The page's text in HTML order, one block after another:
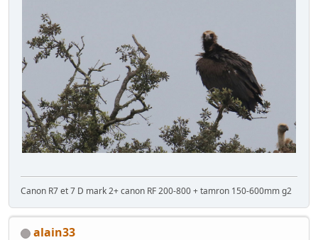
Canon R7 et 7 D mark 2+ canon RF 200-800 + tamron 150-600mm g2
alain33